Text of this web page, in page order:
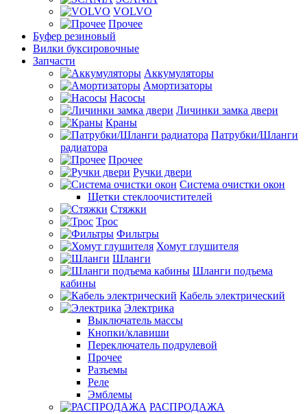
VOLVO
Прочее
Буфер резиновый
Вилки буксировочные
Запчасти
Аккумуляторы
Амортизаторы
Насосы
Личинки замка двери
Краны
Патрубки/Шланги
радиатора
Прочее
Ручки двери
Система очистки окон
Щетки стеклоочистителей
Стяжки
Трос
Фильтры
Хомут глушителя
Шланги
Шланги подъема
кабины
Кабель электрический
Электрика
Выключатель массы
Кнопки/клавиши
Переключатель подрулевой
Прочее
Разъемы
Реле
Эмблемы
РАСПРОДАЖА